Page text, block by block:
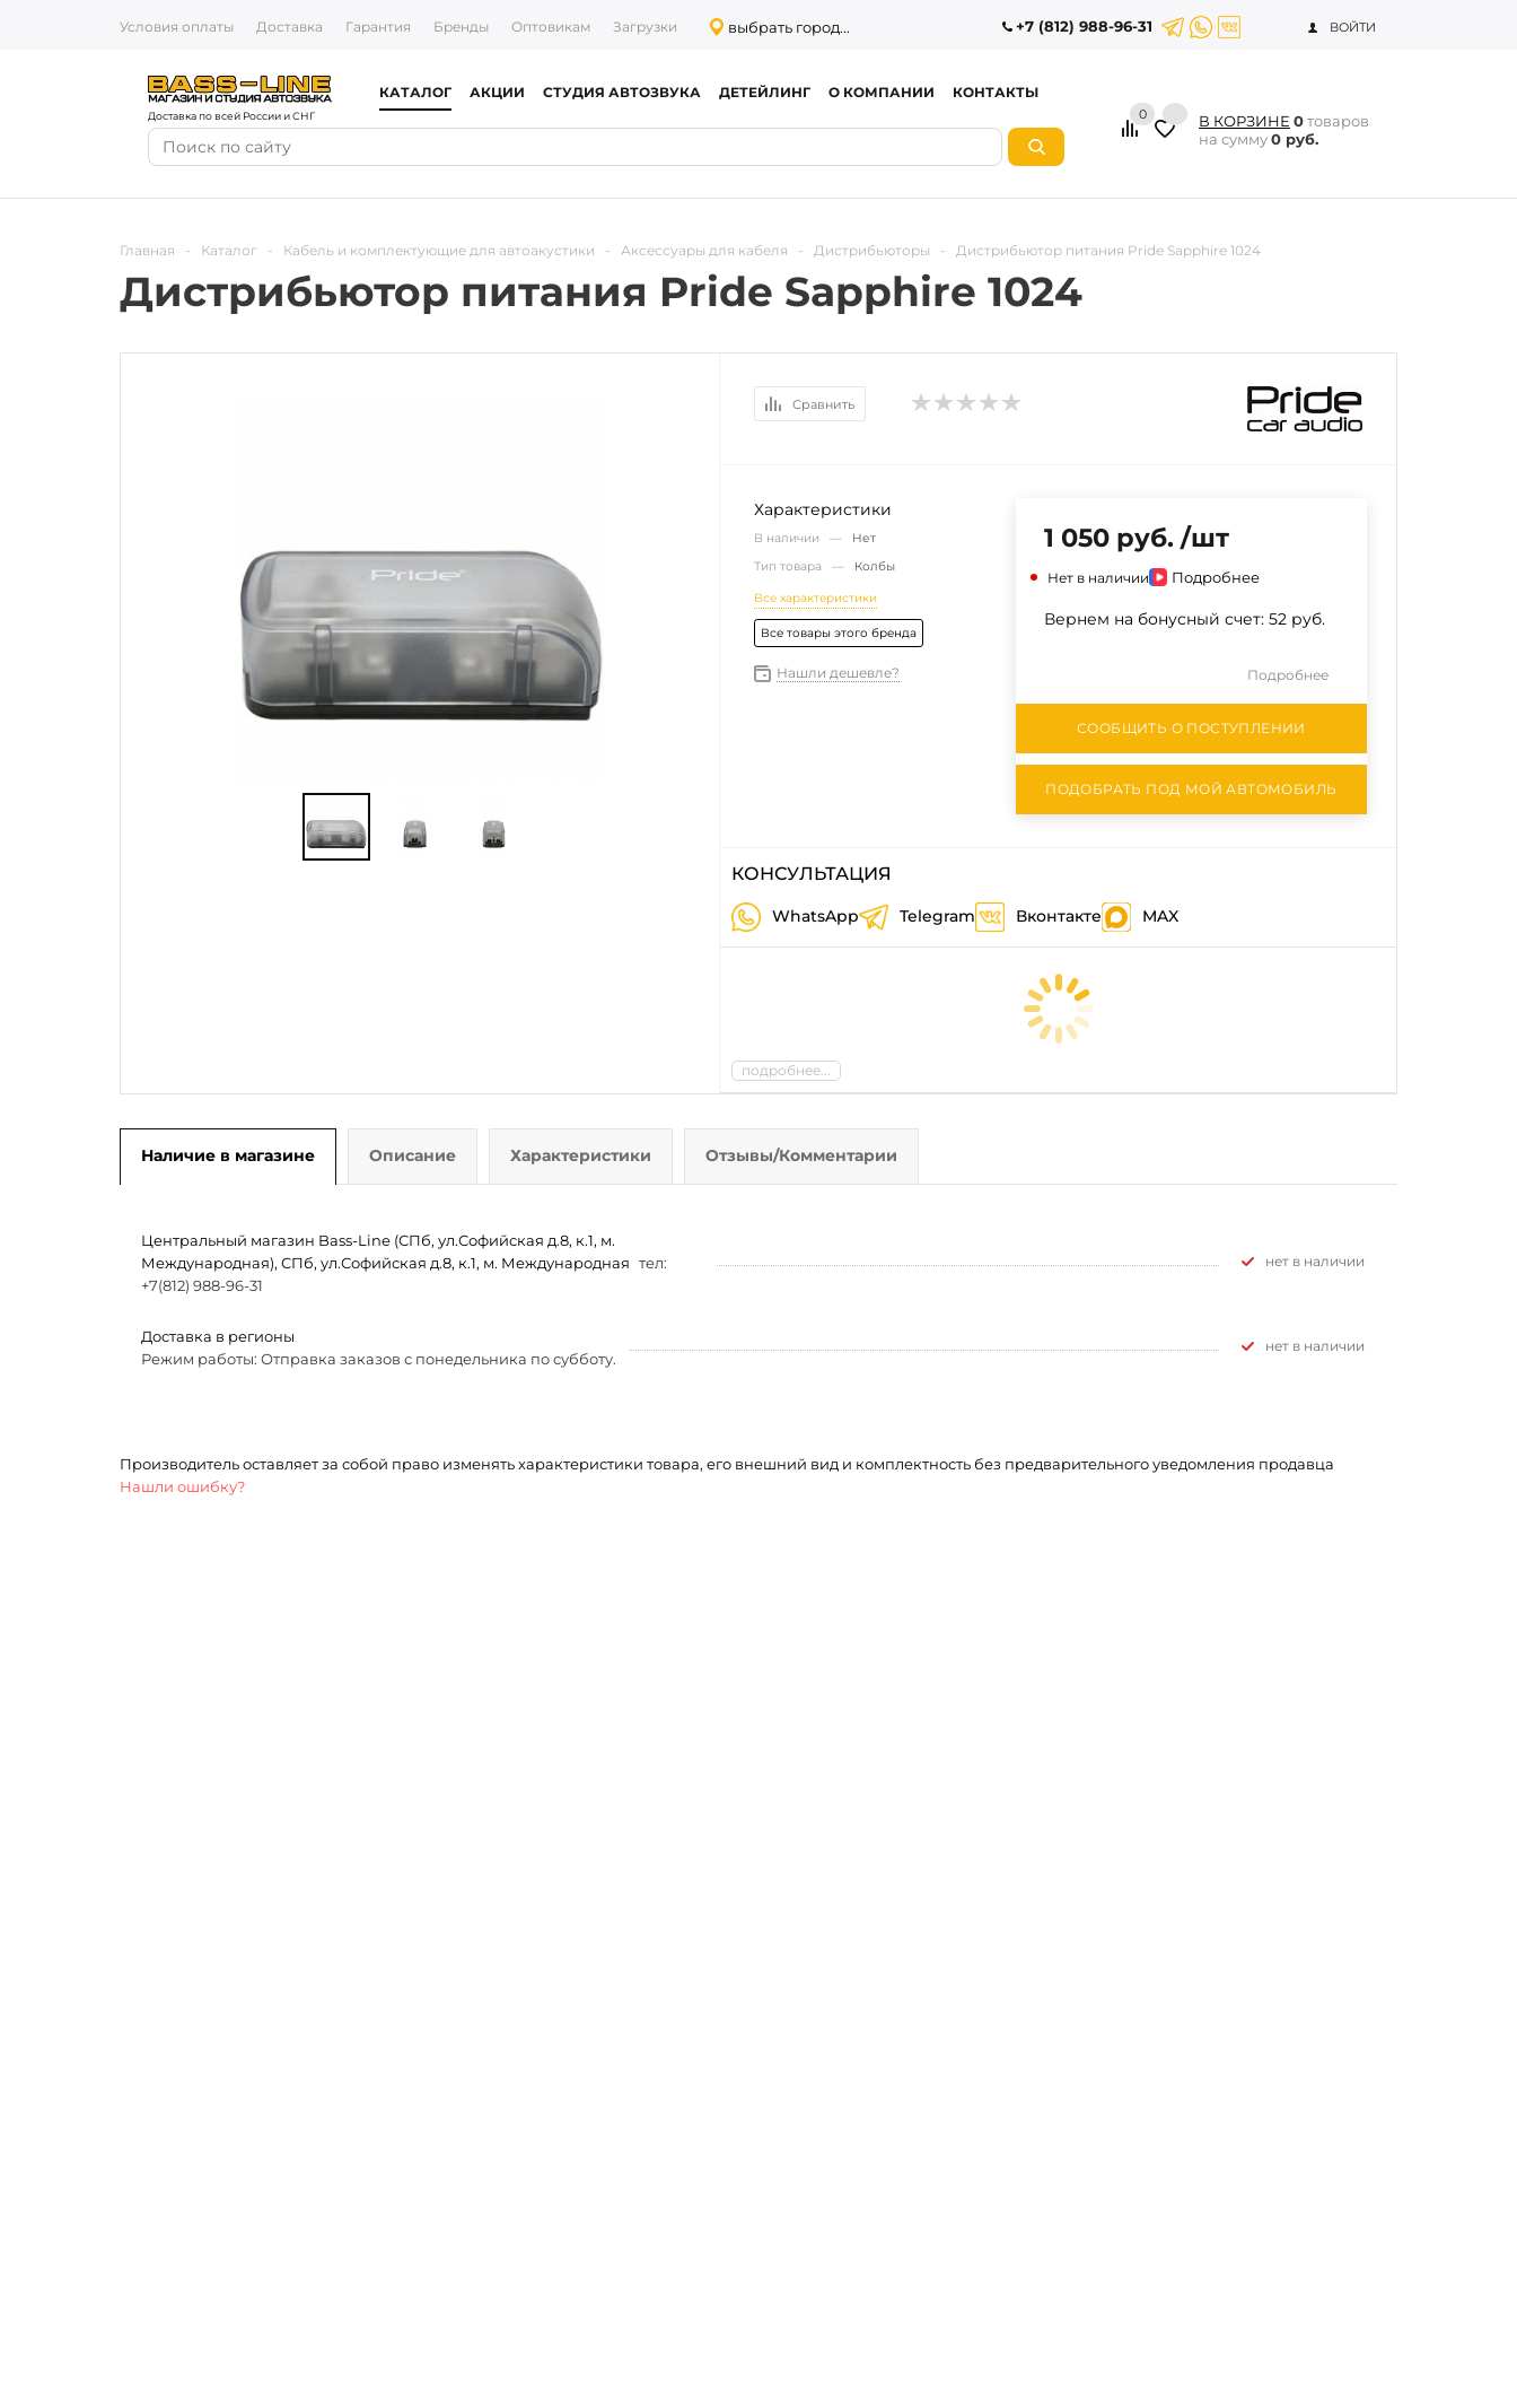
Условия оплаты Доставка Гарантия Бренды Оптовикам Загрузки выбрать город... +7 (812) 988-96-31 ВОЙТИ
Доставка по всей России и СНГ
КАТАЛОГ АКЦИИ СТУДИЯ АВТОЗВУКА ДЕТЕЙЛИНГ О КОМПАНИИ КОНТАКТЫ
0 В КОРЗИНЕ 0товаров
на сумму0 руб.
Главная - Каталог - Кабель и комплектующие для автоакустики - Аксессуары для кабеля - Дистрибьюторы - Дистрибьютор питания Pride Sapphire 1024
Дистрибьютор питания Pride Sapphire 1024
Сравнить
Характеристики
В наличии — Нет
Тип товара — Колбы
Все характеристики
Все товары этого бренда
Нашли дешевле?
1 050 руб. /шт
Нет в наличии Подробнее
Вернем на бонусный счет: 52 руб.
Подробнее
СООБЩИТЬ О ПОСТУПЛЕНИИ
ПОДОБРАТЬ ПОД МОЙ АВТОМОБИЛЬ
КОНСУЛЬТАЦИЯ
WhatsApp Telegram Вконтакте MAX
подробнее...
Наличие в магазине Описание Характеристики Отзывы/Комментарии
Центральный магазин Bass-Line (СПб, ул.Софийская д.8, к.1, м.
Международная), СПб, ул.Софийская д.8, к.1, м. Международная тел:
+7(812) 988-96-31
Нет в наличии
Доставка в регионы
Режим работы: Отправка заказов с понедельника по субботу.
Нет в наличии
Производитель оставляет за собой право изменять характеристики товара, его внешний вид и комплектность без предварительного уведомления продавца
Нашли ошибку?